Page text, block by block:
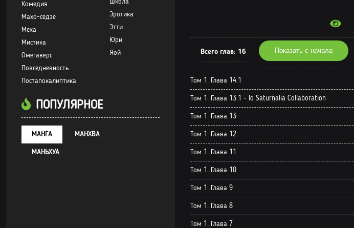
Всего глав: 16 Показать с начала
Том 1. Глава 7
Том 1. Глава 8
Том 1. Глава 9
Том 1. Глава 10
Том 1. Глава 11
Том 1. Глава 12
Том 1. Глава 13
Том 1. Глава 13.1 - Io Saturnalia Collaboration
Том 1. Глава 14.1
Комедия
Махо-сёдзё
Меха
Мистика
Омегаверс
Повседневность
Постапокалиптика
Школа
Эротика
Этти
Юри
Яой
ПОПУЛЯРНОЕ
МАНГА МАНХВА
МАНЬХУА